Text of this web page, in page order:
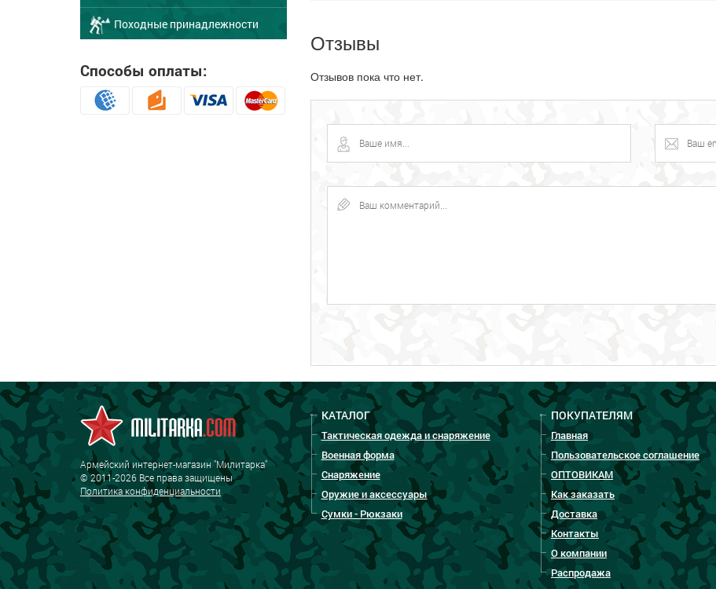
Походные принадлежности
Способы оплаты:
Отзывы
Отзывов пока что нет.
КАТАЛОГ
Тактическая одежда и снаряжение
Военная форма
Снаряжение
Оружие и аксессуары
Сумки - Рюкзаки
ПОКУПАТЕЛЯМ
Главная
Пользовательское соглашение
ОПТОВИКАМ
Как заказать
Доставка
Контакты
О компании
Распродажа
Армейский интернет-магазин "Милитарка"
© 2011-2026 Все права защищены
Политика конфиденциальности